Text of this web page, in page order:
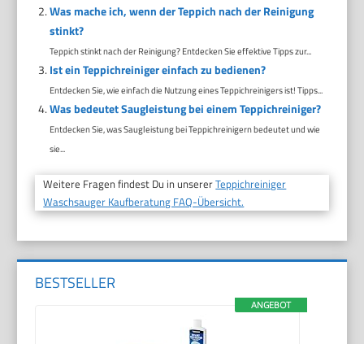
Was mache ich, wenn der Teppich nach der Reinigung
stinkt?
Teppich stinkt nach der Reinigung? Entdecken Sie effektive Tipps zur...
Ist ein Teppichreiniger einfach zu bedienen?
Entdecken Sie, wie einfach die Nutzung eines Teppichreinigers ist! Tipps...
Was bedeutet Saugleistung bei einem Teppichreiniger?
Entdecken Sie, was Saugleistung bei Teppichreinigern bedeutet und wie
sie...
Weitere Fragen findest Du in unsererTeppichreiniger
Waschsauger Kaufberatung FAQ-Übersicht.
BESTSELLER
ANGEBOT